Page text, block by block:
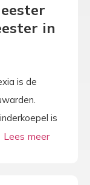
in
is de
is